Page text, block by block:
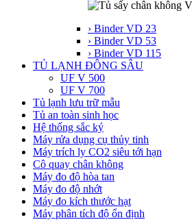
› Binder VD 23
› Binder VD 53
› Binder VD 115
TỦ LẠNH ĐÔNG SÂU
UF V 500
UF V 700
Tủ lạnh lưu trữ mẫu
Tủ an toàn sinh học
Hệ thống sắc ký
Máy rửa dụng cụ thủy tinh
Máy trích ly CO2 siêu tới hạn
Cô quay chân không
Máy đo độ hòa tan
Máy đo độ nhớt
Máy đo kích thước hạt
Máy phân tích độ ổn định